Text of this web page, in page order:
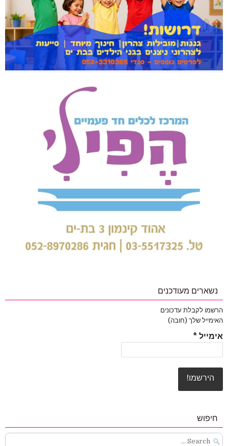
נשארים מעודכנים
הרשמו לקבלת עדכונים
האימייל שלך (חובה)
אימייל *
חיפוש
Search